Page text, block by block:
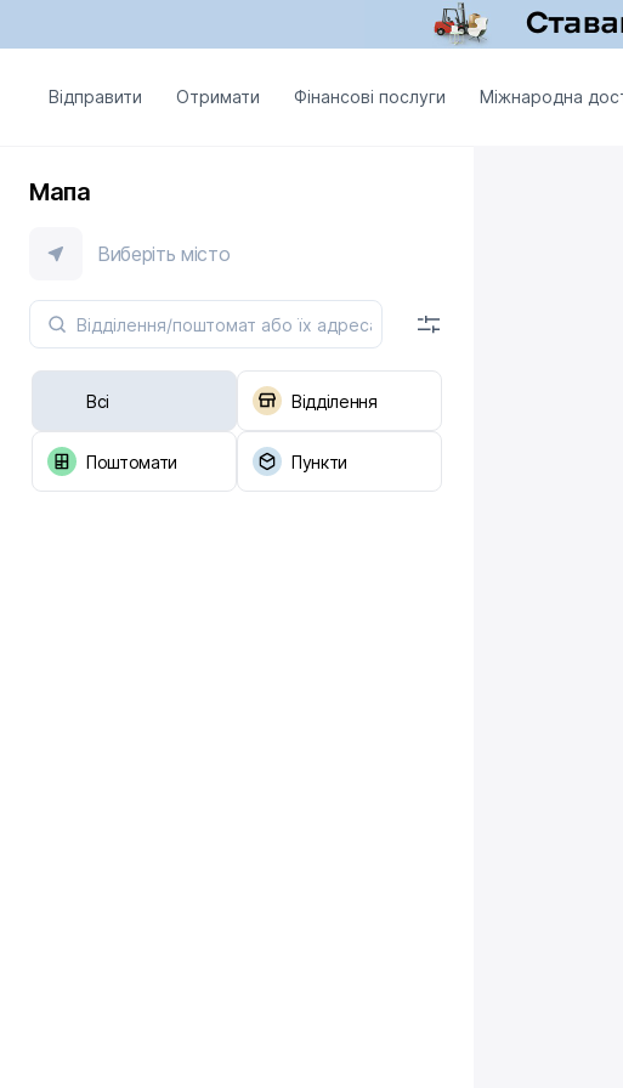
Відправити Отримати Фінансові послуги Міжнародна
Мапа
Виберіть місто
Всі Відділення
Поштомати Пункти